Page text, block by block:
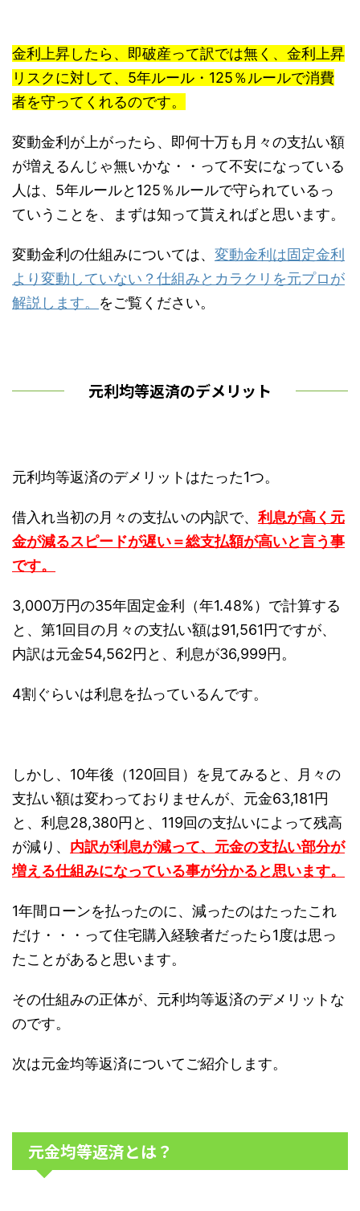
金利上昇したら、即破産って訳では無く、金利上昇
リスクに対して、5年ルール・125％ルールで消費
者を守ってくれるのです。
変動金利が上がったら、即何十万も月々の支払い額
が増えるんじゃ無いかな・・って不安になっている
人は、5年ルールと125％ルールで守られているっ
ていうことを、まずは知って貰えればと思います。
変動金利の仕組みについては、 変動金利は固定金利
より変動していない？仕組みとカラクリを元プロが
解説します。 をご覧ください。
元利均等返済のデメリット
元利均等返済のデメリットはたった1つ。
借入れ当初の月々の支払いの内訳で、利息が高く元
金が減るスピードが遅い＝総支払額が高いと言う事
です。
3,000万円の35年固定金利（年1.48%）で計算する
と、第1回目の月々の支払い額は91,561円ですが、
内訳は元金54,562円と、利息が36,999円。
4割ぐらいは利息を払っているんです。
しかし、10年後（120回目）を見てみると、月々の
支払い額は変わっておりませんが、元金63,181円
と、利息28,380円と、119回の支払いによって残高
が減り、 内訳が利息が減って、元金の支払い部分が
増える仕組みになっている事が分かると思います。
1年間ローンを払ったのに、減ったのはたったこれ
だけ・・・って住宅購入経験者だったら1度は思っ
たことがあると思います。
その仕組みの正体が、元利均等返済のデメリットな
のです。
次は元金均等返済についてご紹介します。
元金均等返済とは？